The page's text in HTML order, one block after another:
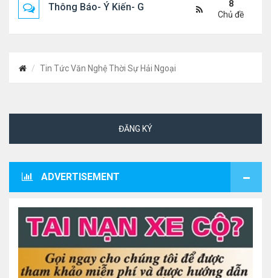
Thông Báo- Ý Kiến- Góp Ý- Liên Lạc
8
Chủ đề
Tin Tức Văn Nghệ Thời Sự Hải Ngoại
ĐĂNG KÝ
ADVERTISEMENT